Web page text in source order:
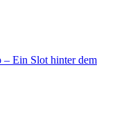
Ein Slot hinter dem